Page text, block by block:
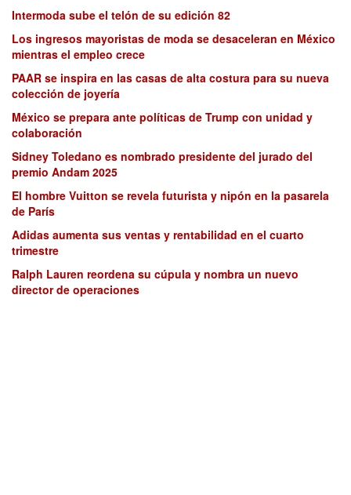
Intermoda sube el telón de su edición 82
Los ingresos mayoristas de moda se desaceleran en México
mientras el empleo crece
PAAR se inspira en las casas de alta costura para su nueva
colección de joyería
México se prepara ante políticas de Trump con unidad y
colaboración
Sidney Toledano es nombrado presidente del jurado del
premio Andam 2025
El hombre Vuitton se revela futurista y nipón en la pasarela
de París
Adidas aumenta sus ventas y rentabilidad en el cuarto
trimestre
Ralph Lauren reordena su cúpula y nombra un nuevo
director de operaciones